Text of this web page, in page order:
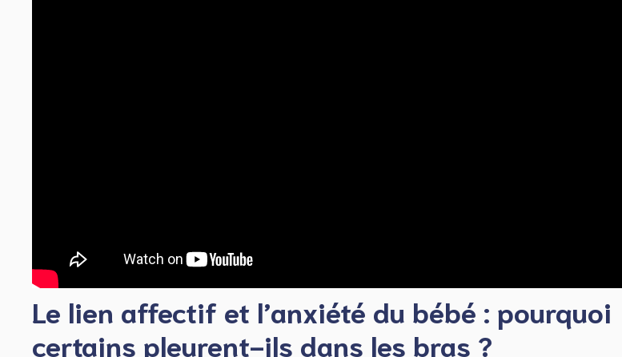
Le lien affectif et l’anxiété du bébé : pourquoi
certains pleurent-ils dans les bras ?